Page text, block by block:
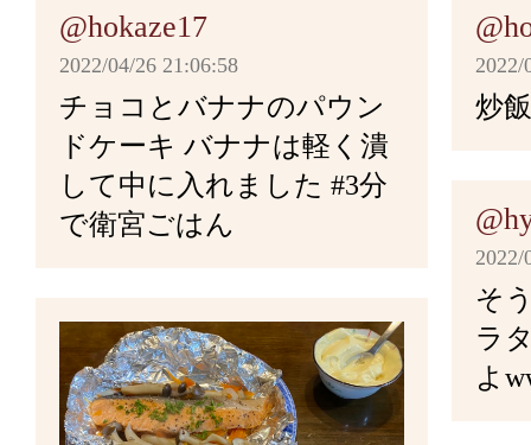
和辛子 2～4g
バターorマーガリン 50g
＜サンドイッチソース＞
マヨネーズ 大さじ4
粒マスタード 大さじ2
あらびき胡椒 少々
塩・胡椒 適量
サラダ油 約大さじ１
アスパラは固い根元部分の
き、塩を加えた湯で固めに
食べやすい大きさに切る。
トマトケチャップ 大さじ２
粒マスタード 小さじ１
酒 大さじ２
バター 5g
胡椒 少々
玉ねぎをみじん切りにする
ぎ中一個は弱火でじっくり
＜出汁＞
水 1ℓ
出汁昆布 10g
鰹節 25g
しょう油 少々
みりん 小さじ1
＜ごま味噌＞
サラダ油 大さじ3
チャーシュー・にんじん・
マンをご飯と同じサイズの
さんま 4匹
大根 2分の1
塩・みりん 適量
＜小松菜の和え物＞
小松菜 200g程度
にんじん 2分の1
油揚げ 1枚
酒 大さじ4
にんにく 1片
生姜 10g
鶏肉を一口大のぶつ切りに
＜オムレツ＞
たまご 12個
塩 少々
オリーブオイル 適量
バター 40g
トマト缶 1缶
にんにく 1カケ
固形コンソメ 1個
しょう油 大さじ4
みりん 大さじ2
水 50cc
サラダ油 少々
玉ねぎ 1/2個
はちみつ 大さじ1
粗びき胡椒 小さじ1/4
生姜 4分の1
昆布 15g
水 6カップ
醤油 大さじ3
みりん 大さじ3
塩 小さじ1
市販の鰹出汁(粉) 小さじ1
＜雑炊＞
@hokaze17
2022/04/26 21:06:58
チョコとバナナのパウン
ドケーキ バナナは軽く潰
して中に入れました #3分
で衛宮ごはん
2022/
炒
2022/
そ
ラ
よ